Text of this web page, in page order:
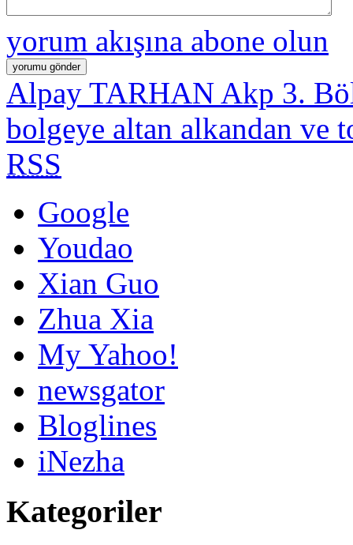
yorum akışına abone olun
Alpay TARHAN Akp 3.
bolgeye altan alkandan ve
RSS
Google
Youdao
Xian Guo
Zhua Xia
My Yahoo!
newsgator
Bloglines
iNezha
Kategoriler